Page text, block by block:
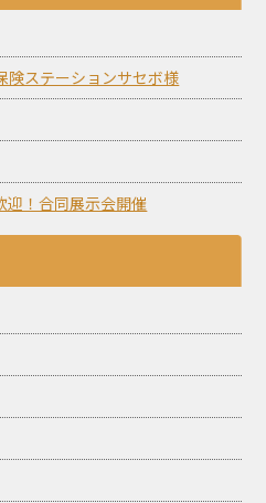
険ステーションサセボ様
迎！合同展示会開催